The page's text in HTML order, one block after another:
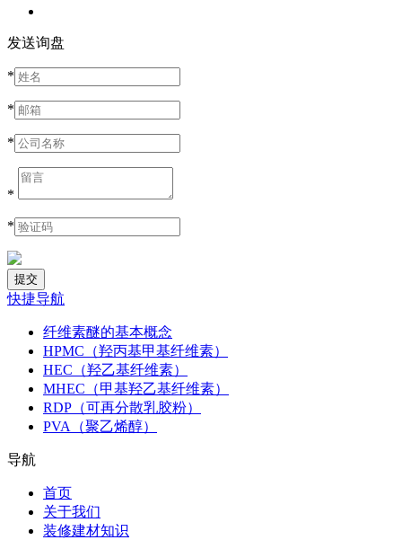
发送询盘
*
*
*
*
*
快捷导航
纤维素醚的基本概念
HPMC（羟丙基甲基纤维素）
HEC（羟乙基纤维素）
MHEC（甲基羟乙基纤维素）
RDP（可再分散乳胶粉）
PVA（聚乙烯醇）
导航
首页
关于我们
装修建材知识